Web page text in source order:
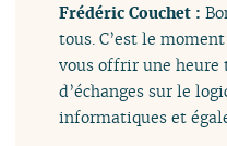
Frédéric Couchet :
tous. C’est le
vous offrir une
d’échanges sur le
informatiques et